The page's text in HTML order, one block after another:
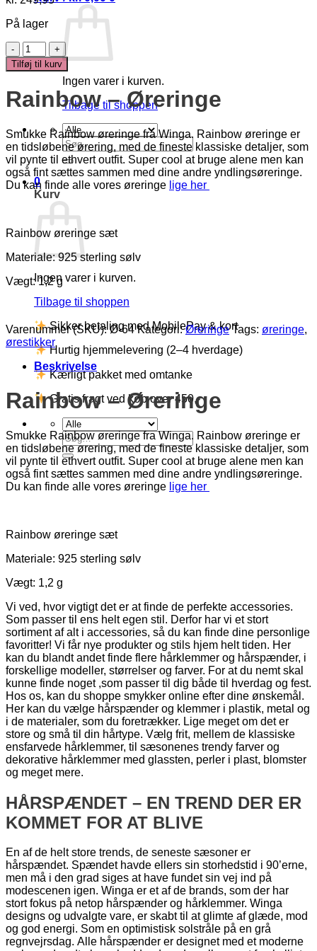
Ingen varer i kurven.
Tilbage til shoppen
Søg
efter:
0
Kurv
Ingen varer i kurven.
Tilbage til shoppen
Sikker betaling med MobilePay & kort
Hurtig hjemmelevering (2–4 hverdage)
Kærligt pakket med omtanke
Gratis fragt ved køb over 450,-
Søg
efter:
På lager
Rainbow
Øreringe
antal
Tilføj til kurv
Rainbow – Øreringe
Smukke Rainbow øreringe fra Winga. Rainbow øreringe er
en tidsløbene ørering, med de fineste klassiske detaljer, som
vil pynte til ethvert outfit. Super cool at bruge alene men kan
også fint sættes sammen med dine andre yndlingsøreringe.
Du kan finde alle vores øreringe lige her
Rainbow øreringe sæt
Materiale: 925 sterling sølv
Vægt: 1,2 g
Varenummer (SKU):Ø-64 Kategori:Øreringe Tags: øreringe,
ørestikker
Beskrivelse
Rainbow – Øreringe
Smukke Rainbow øreringe fra Winga. Rainbow øreringe er
en tidsløbene ørering, med de fineste klassiske detaljer, som
vil pynte til ethvert outfit. Super cool at bruge alene men kan
også fint sættes sammen med dine andre yndlingsøreringe.
Du kan finde alle vores øreringe lige her
Rainbow øreringe sæt
Materiale: 925 sterling sølv
Vægt: 1,2 g
Vi ved, hvor vigtigt det er at finde de perfekte accessories.
Som passer til ens helt egen stil. Derfor har vi et stort
sortiment af alt i accessories, så du kan finde dine personlige
favoritter! Vi får nye produkter og stils hjem helt tiden. Her
kan du blandt andet finde flere hårklemmer og hårspænder, i
forskellige modeller, størrelser og farver. For at du nemt skal
kunne finde noget ,som passer til dig både til hverdag og fest.
Hos os, kan du shoppe smykker online efter dine ønskemål.
Her kan du vælge hårspænder og klemmer i plastik, metal og
i de materialer, som du foretrækker. Lige meget om det er
store og små til din hårtype. Vælg frit, mellem de klassiske
ensfarvede hårklemmer, til sæsonenes trendy farver og
dekorative hårklemmer med glassten, perler i plast, blomster
og meget mere.
HÅRSPÆNDET – EN TREND DER ER
KOMMET FOR AT BLIVE
En af de helt store trends, de seneste sæsoner er
hårspændet. Spændet havde ellers sin storhedstid i 90’erne,
men må i den grad siges at have fundet sin vej ind på
modescenen igen. Winga er et af de brands, som der har
stort fokus på netop hårspænder og hårklemmer. Winga
designs og udvalgte vare, er skabt til at glimte af glæde, mod
og god energi. Som en optimistisk solstråle på en grå
regnvejrsdag. Alle hårspænder er designet med et moderne